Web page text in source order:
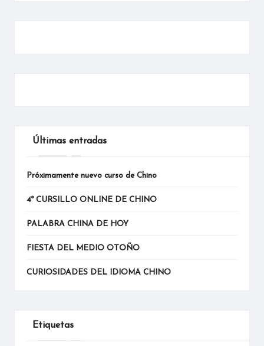
Últimas entradas
Próximamente nuevo curso de Chino
4º CURSILLO ONLINE DE CHINO
PALABRA CHINA DE HOY
FIESTA DEL MEDIO OTOÑO
CURIOSIDADES DEL IDIOMA CHINO
Etiquetas